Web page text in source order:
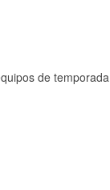
de